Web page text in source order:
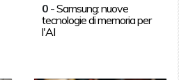
0 -Samsung: nuove
tecnologie di memoria per
l'AI